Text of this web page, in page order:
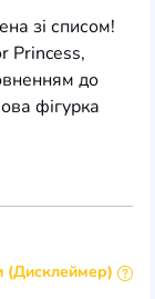
зі списом!
Princess,
до
фігурка
(Дисклеймер)